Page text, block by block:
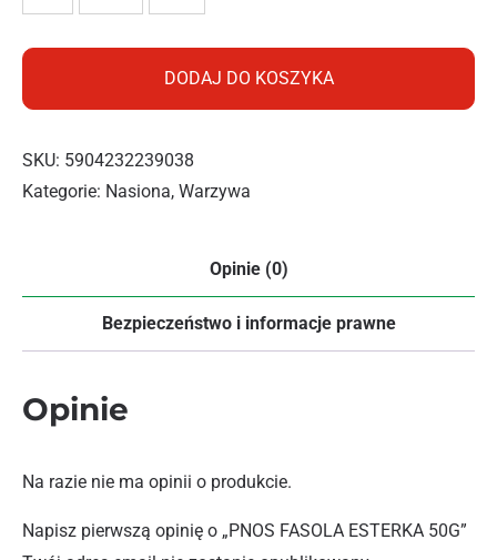
DODAJ DO KOSZYKA
SKU: 5904232239038
Kategorie: Nasiona, Warzywa
Opinie (0)
Bezpieczeństwo i informacje prawne
Opinie
Na razie nie ma opinii o produkcie.
Napisz pierwszą opinię o „PNOS FASOLA ESTERKA 50G”